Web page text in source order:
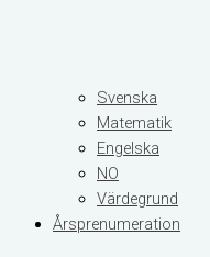
Svenska
Matematik
Engelska
NO
Värdegrund
Årsprenumeration